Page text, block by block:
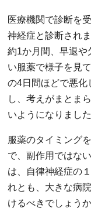
医療機関で診断を
神経症と診断され
約1か月間、早退や
い服薬で様子を見
の4日間ほどで悪化
し、考えがまとま
いようになりました
服薬のタイミング
で、副作用ではな
は、自律神経症の
れとも、大きな病
けるべきでしょうか